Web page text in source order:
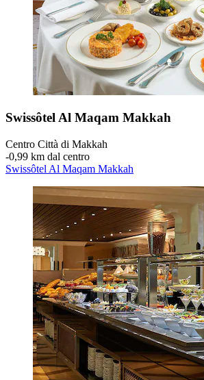
Swissôtel Al Maqam Makkah
Centro Città di Makkah
‐0,99 km dal centro
Swissôtel Al Maqam Makkah